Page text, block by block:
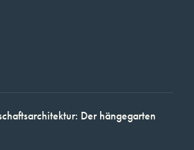
Der hängegarten